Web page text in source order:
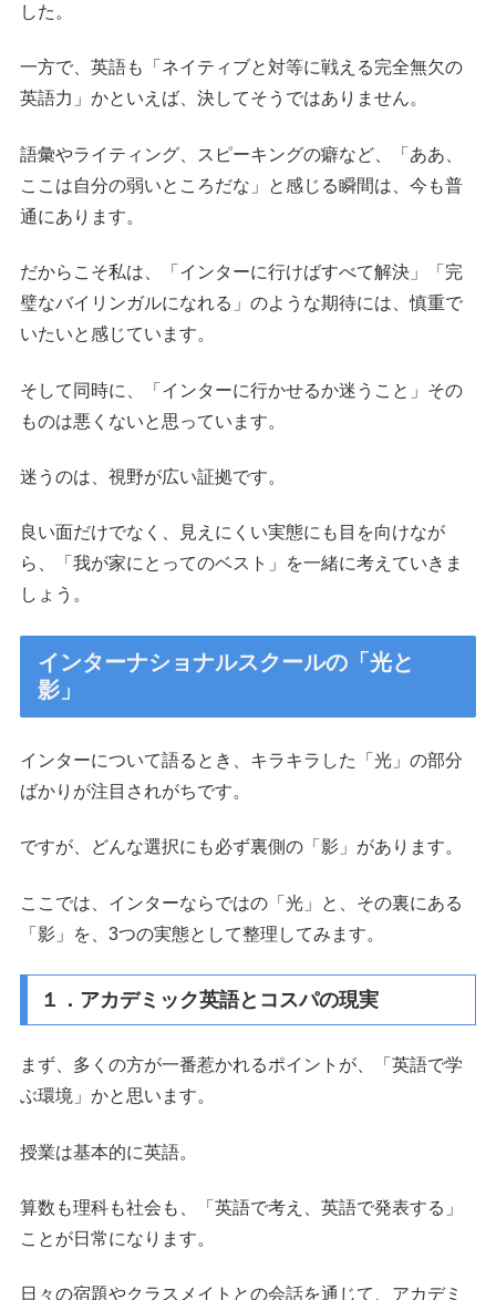
した。
一方で、英語も「ネイティブと対等に戦える完全無欠の
英語力」かといえば、決してそうではありません。
語彙やライティング、スピーキングの癖など、「ああ、
ここは自分の弱いところだな」と感じる瞬間は、今も普
通にあります。
だからこそ私は、「インターに行けばすべて解決」「完
璧なバイリンガルになれる」のような期待には、慎重で
いたいと感じています。
そして同時に、「インターに行かせるか迷うこと」その
ものは悪くないと思っています。
迷うのは、視野が広い証拠です。
良い面だけでなく、見えにくい実態にも目を向けなが
ら、「我が家にとってのベスト」を一緒に考えていきま
しょう。
インターナショナルスクールの「光と
影」
インターについて語るとき、キラキラした「光」の部分
ばかりが注目されがちです。
ですが、どんな選択にも必ず裏側の「影」があります。
ここでは、インターならではの「光」と、その裏にある
「影」を、3つの実態として整理してみます。
１．アカデミック英語とコスパの現実
まず、多くの方が一番惹かれるポイントが、「英語で学
ぶ環境」かと思います。
授業は基本的に英語。
算数も理科も社会も、「英語で考え、英語で発表する」
ことが日常になります。
日々の宿題やクラスメイトとの会話を通じて、アカデミ